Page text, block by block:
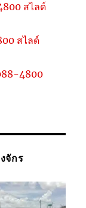
สไลด์
สไลด์
4800
จักร